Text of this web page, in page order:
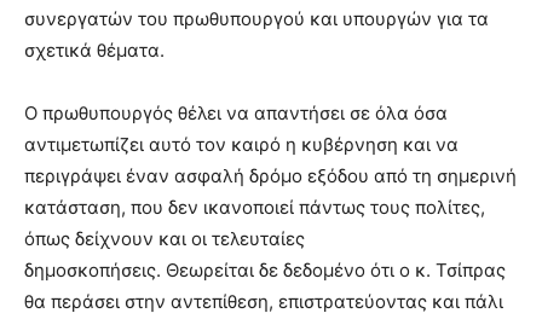
συνεργατών του πρωθυπουργού και υπουργών για τα
σχετικά θέματα.
Ο πρωθυπουργός θέλει να απαντήσει σε όλα όσα
αντιμετωπίζει αυτό τον καιρό η κυβέρνηση και να
περιγράψει έναν ασφαλή δρόμο εξόδου από τη σημερινή
κατάσταση, που δεν ικανοποιεί πάντως τους πολίτες,
όπως δείχνουν και οι τελευταίες
δημοσκοπήσεις. Θεωρείται δε δεδομένο ότι ο κ. Τσίπρας
θα περάσει στην αντεπίθεση, επιστρατεύοντας και πάλι